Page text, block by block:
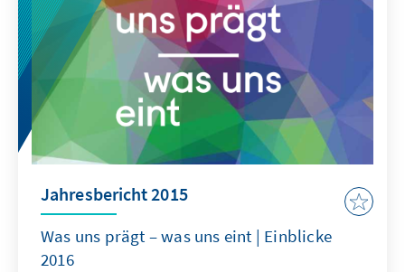
Jahresbericht 2015
Was uns prägt – was uns eint | Einblicke
2016